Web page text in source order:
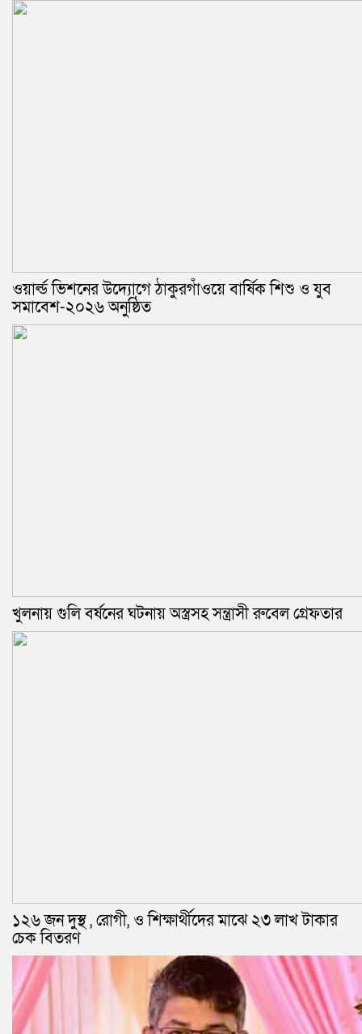
ওয়ার্ল্ড ভিশনের উদ্যোগে ঠাকুরগাঁওয়ে বার্ষিক শিশু ও যুব
সমাবেশ-২০২৬ অনুষ্ঠিত
খুলনায় গুলি বর্ষনের ঘটনায় অস্ত্রসহ সন্ত্রাসী রুবেল গ্রেফতার
১২৬ জন দুস্থ , রোগী, ও শিক্ষার্থীদের মাঝে ২৩ লাখ টাকার
চেক বিতরণ